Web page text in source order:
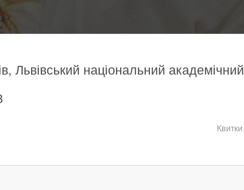
Львівський національний
Квитки